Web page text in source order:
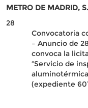
METRO DE MADRID,
28
Convocatoria
– Anuncio de
convoca la
“Servicio de
(expediente